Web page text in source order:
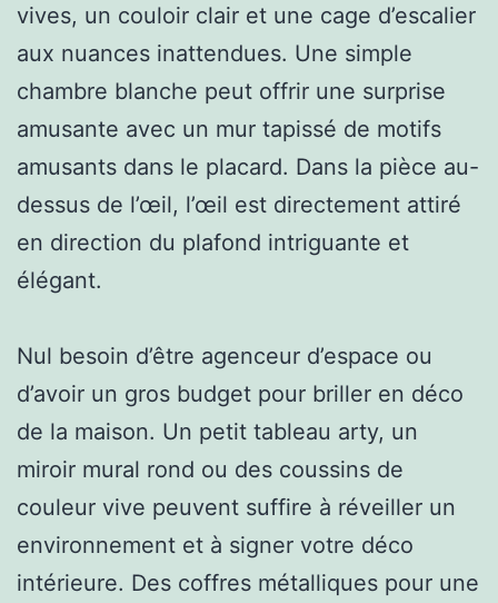
vives, un couloir clair et une cage d’escalier
aux nuances inattendues. Une simple
chambre blanche peut offrir une surprise
amusante avec un mur tapissé de motifs
amusants dans le placard. Dans la pièce au-
dessus de l’œil, l’œil est directement attiré
en direction du plafond intriguante et
élégant.
Nul besoin d’être agenceur d’espace ou
d’avoir un gros budget pour briller en déco
de la maison. Un petit tableau arty, un
miroir mural rond ou des coussins de
couleur vive peuvent suffire à réveiller un
environnement et à signer votre déco
intérieure. Des coffres métalliques pour une